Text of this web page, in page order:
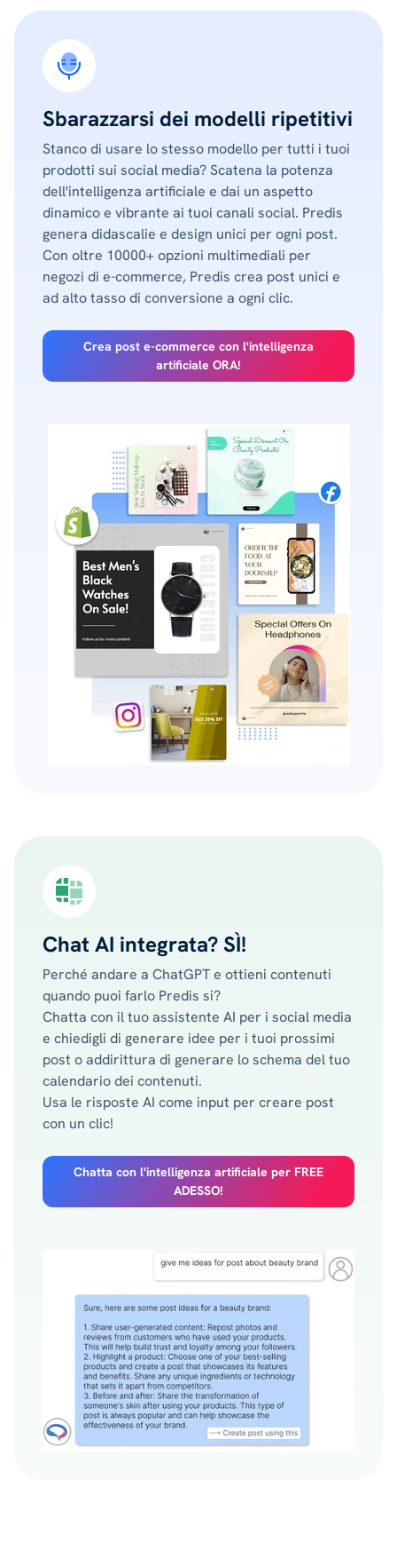
Sbarazzarsi dei modelli ripetitivi
Stanco di usare lo stesso modello per tutti i tuoi
prodotti sui social media? Scatena la potenza
dell'intelligenza artificiale e dai un aspetto
dinamico e vibrante ai tuoi canali social. Predis
genera didascalie e design unici per ogni post.
Con oltre 10000+ opzioni multimediali per
negozi di e-commerce, Predis crea post unici e
ad alto tasso di conversione a ogni clic.
Crea post e-commerce con l'intelligenza
artificiale ORA!
Chat AI integrata? SÌ!
Perché andare a ChatGPT e ottieni contenuti
quando puoi farlo Predis si?
Chatta con il tuo assistente AI per i social media
e chiedigli di generare idee per i tuoi prossimi
post o addirittura di generare lo schema del tuo
calendario dei contenuti.
Usa le risposte AI come input per creare post
con un clic!
Chatta con l'intelligenza artificiale per FREE
ADESSO!